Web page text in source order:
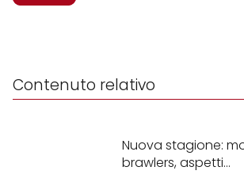
Contenuto relativo
Nuova stagione:
brawlers, aspetti...